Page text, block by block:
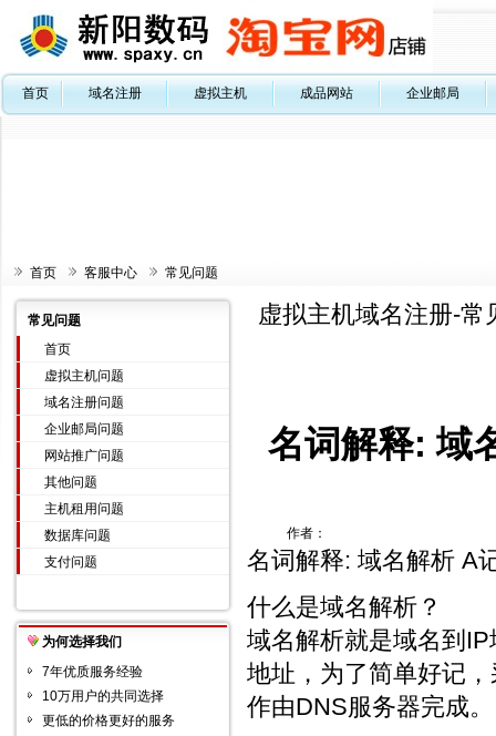
首页 域名注册 虚拟主机 成品网站 企业邮局
首页 客服中心 常见问题
常见问题
首页
虚拟主机问题
域名注册问题
企业邮局问题
网站推广问题
其他问题
主机租用问题
数据库问题
支付问题
为何选择我们
7年优质服务经验
10万用户的共同选择
更低的价格更好的服务
虚拟主机域名注册-常
名词解释: 域
作者：
名词解释: 域名解析 A
什么是域名解析？
域名解析就是域名到
地址，为了简单好记
作由DNS服务器完成。